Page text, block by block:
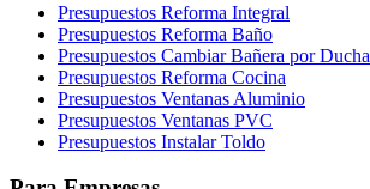
Presupuestos Reforma Integral
Presupuestos Reforma Baño
Presupuestos Cambiar Bañera por Ducha
Presupuestos Reforma Cocina
Presupuestos Ventanas Aluminio
Presupuestos Ventanas PVC
Presupuestos Instalar Toldo